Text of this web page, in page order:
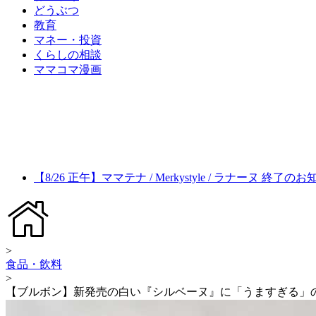
どうぶつ
教育
マネー・投資
くらしの相談
ママコマ漫画
【8/26 正午】ママテナ / Merkystyle / ラナーヌ 終了のお
>
食品・飲料
>
【ブルボン】新発売の白い『シルベーヌ』に「うますぎる」